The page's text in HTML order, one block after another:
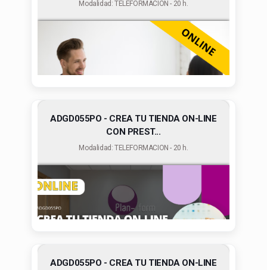
Modalidad: TELEFORMACION - 20 h.
ADGD055PO - CREA TU TIENDA ON-LINE
CON PREST...
Modalidad: TELEFORMACION - 20 h.
ADGD055PO - CREA TU TIENDA ON-LINE